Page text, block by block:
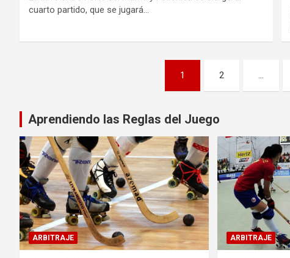
cuarto partido, que se jugará…
entradas
1 2 …
Aprendiendo las Reglas del Juego
ARBITRAJE ARBITRAJE